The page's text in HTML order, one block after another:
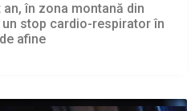
în zona montană din
un stop cardio-respirator în
afine